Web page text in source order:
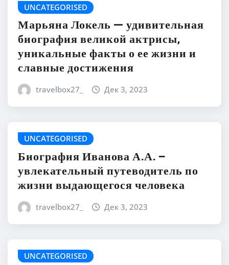
UNCATEGORISED
Марьяна Локель — удивительная
биография великой актрисы,
уникальные факты о ее жизни и
славные достижения
travelbox27_ Дек 3, 2023
UNCATEGORISED
Биография Иванова А.А. –
увлекательный путеводитель по
жизни выдающегося человека
travelbox27_ Дек 3, 2023
UNCATEGORISED